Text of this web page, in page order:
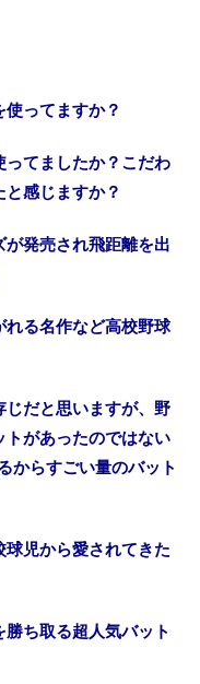
ってますか？
ってましたか？こだわ
感じますか？
発売され飛距離を出
る名作など高校野球
だと思いますが、野
があったのではない
からすごい量のバット
児から愛されてきた
ち取る超人気バット